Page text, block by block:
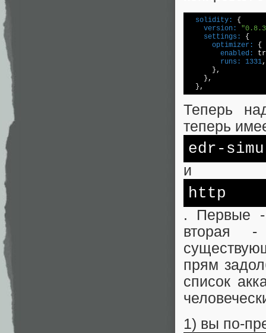
  solidity:
    version:
    settings:
      optimizer:
        enabled:
        runs:
1331,
      },
    },
  },
Теперь
теперь
edr-
и
http
. Первые -
вторая -
прям
список
1) вы по-